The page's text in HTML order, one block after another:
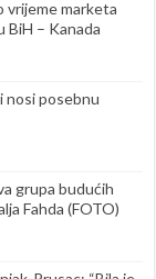
vrijeme marketa
BiH – Kanada
nosi posebnu
grupa budućih
Fahda (FOTO)